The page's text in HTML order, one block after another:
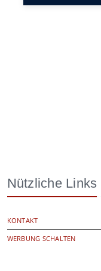
Nützliche Links
KONTAKT
WERBUNG SCHALTEN